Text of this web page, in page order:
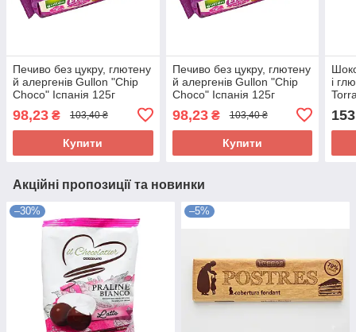
Печиво без цукру, глютену
й алергенів Gullon "Chip
Choco" Іспанія 125г
98,23 ₴ 103,40 ₴
Купити
Печиво без цукру, глютену
й алергенів Gullon "Chip
Choco" Іспанія 125г
98,23₴ 103,40 ₴
Купити
і
Акційні пропозиції та новинки
–30% –5%